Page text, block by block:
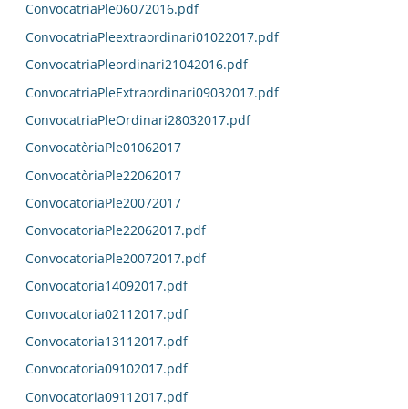
ConvocatriaPle06072016.pdf
ConvocatriaPleextraordinari01022017.pdf
ConvocatriaPleordinari21042016.pdf
ConvocatriaPleExtraordinari09032017.pdf
ConvocatriaPleOrdinari28032017.pdf
ConvocatòriaPle01062017
ConvocatòriaPle22062017
ConvocatoriaPle20072017
ConvocatoriaPle22062017.pdf
ConvocatoriaPle20072017.pdf
Convocatoria14092017.pdf
Convocatoria02112017.pdf
Convocatoria13112017.pdf
Convocatoria09102017.pdf
Convocatoria09112017.pdf